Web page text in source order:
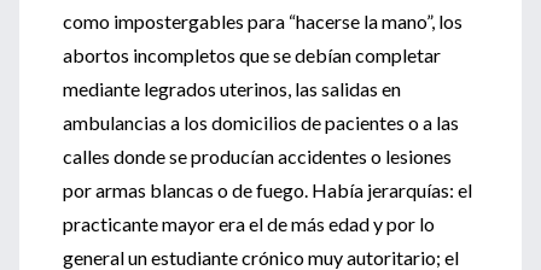
como impostergables para “hacerse la mano”, los
abortos incompletos que se debían completar
mediante legrados uterinos, las salidas en
ambulancias a los domicilios de pacientes o a las
calles donde se producían accidentes o lesiones
por armas blancas o de fuego. Había jerarquías: el
practicante mayor era el de más edad y por lo
general un estudiante crónico muy autoritario; el